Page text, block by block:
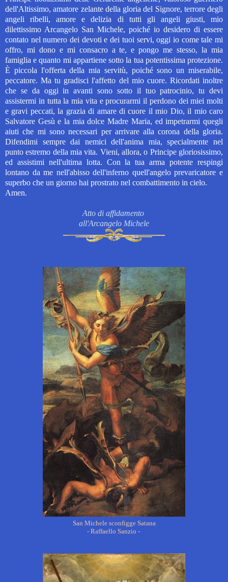
dell'Altissimo, amatore zelante della gloria del Signore, terrore degli
angeli ribelli, amore e delizia di tutti gli angeli giusti, mio
dilettissimo Arcangelo San Michele, poiché io desidero di essere
contato nel numero dei devoti e dei tuoi servi, oggi io come tale mi
offro, mi dono e mi consacro a te, e pongo me stesso, la mia
famiglia e quanto mi appartiene sotto la tua potentissima protezione.
È piccola l'offerta della mia servitù, poiché sono un miserabile,
peccatore. Ma tu gradisci l'affetto del mio cuore. Ricordati inoltre
che se da oggi in avanti sono sotto il tuo patrocinio, tu devi
assistermi in tutta la mia vita e procurarmi il perdono dei miei molti
e gravi peccati, la grazia di amare di cuore il mio Dio, il mio caro
Salvatore Gesù e la mia dolce Madre Maria, ed impetrarmi quegli
aiuti che mi sono necessari per arrivare alla corona della gloria.
Difendimi sempre dai nemici dell'anima mia, specialmente nel
punto estremo della mia vita. Vieni, allora, o Principe gloriosissimo,
ed assistimi nell'ultima lotta. Con la tua arma potente respingi
lontano da me nell'abisso dell'inferno quell'angelo prevaricatore e
superbo che un giorno hai prostrato nel combattimento in cielo.
Amen.
Atto di affidamento
all'Arcangelo Michele
San Michele sconfigge Satana
- Raffaello Sanzio -